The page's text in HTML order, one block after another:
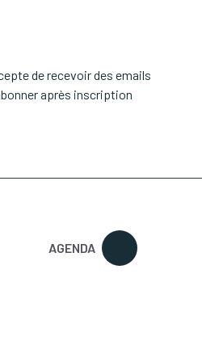
de recevoir des emails
après inscription
AGENDA